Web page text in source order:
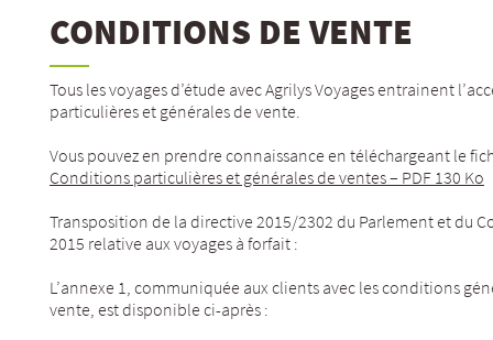
CONDITIONS DE VENTE
Tous les voyages d’étude avec Agrilys Voyages entrainent
particulières et générales de vente.
Vous pouvez en prendre connaissance en téléchargeant le
Conditions particulières et générales de ventes – PDF 130 Ko
Transposition de la directive 2015/2302 du Parlement et du
2015 relative aux voyages à forfait :
L’annexe 1, communiquée aux clients avec les conditions
vente, est disponible ci-après :